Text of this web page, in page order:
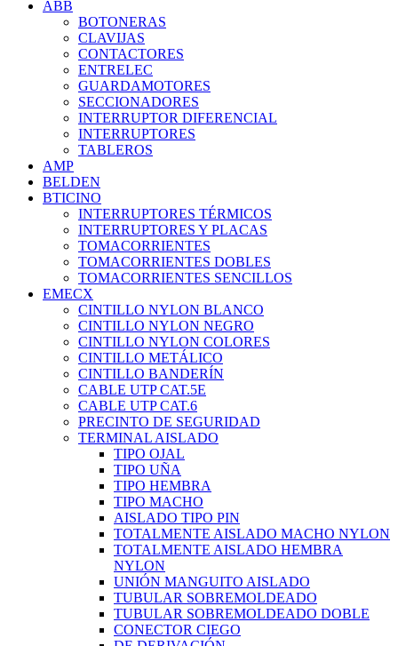
ABB
BOTONERAS
CLAVIJAS
CONTACTORES
ENTRELEC
GUARDAMOTORES
SECCIONADORES
INTERRUPTOR DIFERENCIAL
INTERRUPTORES
TABLEROS
AMP
BELDEN
BTICINO
INTERRUPTORES TÉRMICOS
INTERRUPTORES Y PLACAS
TOMACORRIENTES
TOMACORRIENTES DOBLES
TOMACORRIENTES SENCILLOS
EMECX
CINTILLO NYLON BLANCO
CINTILLO NYLON NEGRO
CINTILLO NYLON COLORES
CINTILLO METÁLICO
CINTILLO BANDERÍN
CABLE UTP CAT.5E
CABLE UTP CAT.6
PRECINTO DE SEGURIDAD
TERMINAL AISLADO
TIPO OJAL
TIPO UÑA
TIPO HEMBRA
TIPO MACHO
AISLADO TIPO PIN
TOTALMENTE AISLADO MACHO NYLON
TOTALMENTE AISLADO HEMBRA
NYLON
UNIÓN MANGUITO AISLADO
TUBULAR SOBREMOLDEADO
TUBULAR SOBREMOLDEADO DOBLE
CONECTOR CIEGO